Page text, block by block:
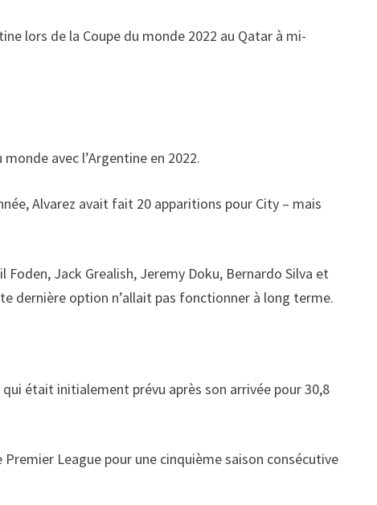
lors de la Coupe du monde 2022 au Qatar à mi-
avec l’Argentine en 2022.
Alvarez avait fait 20 apparitions pour City – mais
Jack Grealish, Jeremy Doku, Bernardo Silva et
dernière option n’allait pas fonctionner à long terme.
était initialement prévu après son arrivée pour 30,8
League pour une cinquième saison consécutive